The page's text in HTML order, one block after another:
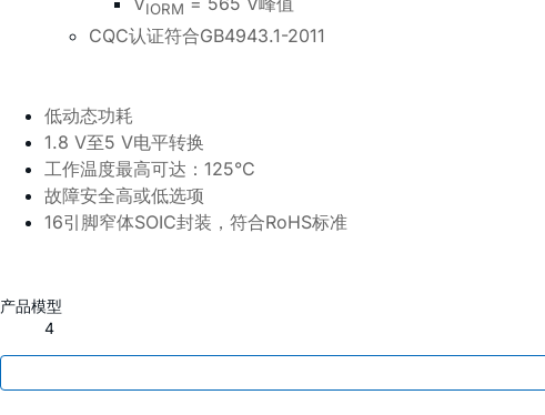
IORM
CQC认证符合GB4943.1-2011
低动态功耗
1.8 V至5 V电平转换
工作温度最高可达： 125°C
故障安全高或低选项
16引脚窄体SOIC封装，符合RoHS标准
产品模型
4